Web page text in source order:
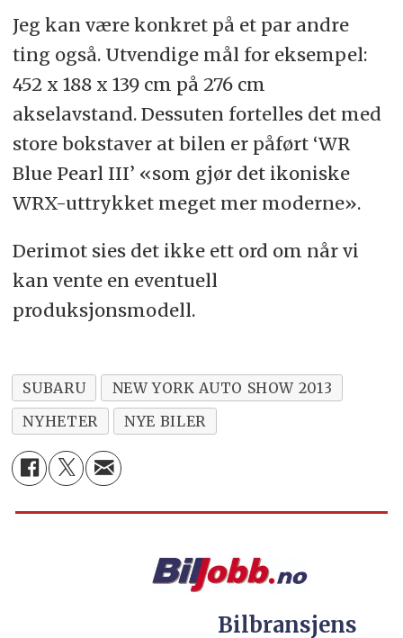
Jeg kan være konkret på et par andre
ting også. Utvendige mål for eksempel:
452 x 188 x 139 cm på 276 cm
akselavstand. Dessuten fortelles det med
store bokstaver at bilen er påført ‘WR
Blue Pearl III’ «som gjør det ikoniske
WRX-uttrykket meget mer moderne».
Derimot sies det ikke ett ord om når vi
kan vente en eventuell
produksjonsmodell.
SUBARU
NEW YORK AUTO SHOW 2013
NYHETER
NYE BILER
Bilbransjens